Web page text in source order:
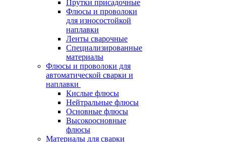
Прутки присадочные
Флюсы и проволоки
для износостойкой
наплавки
Ленты сварочные
Специализированные
материалы
Флюсы и проволоки для
автоматической сварки и
наплавки
Кислые флюсы
Нейтральные флюсы
Основные флюсы
Высокоосновные
флюсы
Материалы для сварки